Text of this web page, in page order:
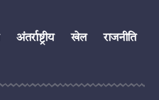
अंतर्राष्ट्रीय खेल
राजनीति